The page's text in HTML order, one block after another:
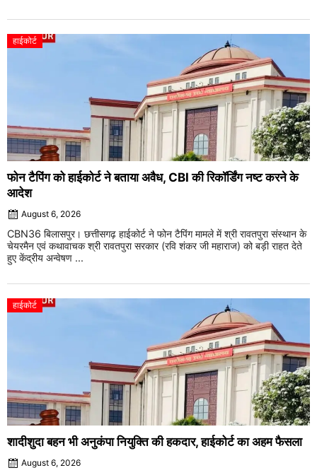
हाईकोर्ट
फोन टैपिंग को हाईकोर्ट ने बताया अवैध, CBI की रिकॉर्डिंग नष्ट करने के
आदेश
August 6, 2026
CBN36 बिलासपुर। छत्तीसगढ़ हाईकोर्ट ने फोन टैपिंग मामले में श्री रावतपुरा संस्थान के
चेयरमैन एवं कथावाचक श्री रावतपुरा सरकार (रवि शंकर जी महाराज) को बड़ी राहत देते
हुए केंद्रीय अन्वेषण ...
हाईकोर्ट
शादीशुदा बहन भी अनुकंपा नियुक्ति की हकदार, हाईकोर्ट का अहम फैसला
August 6, 2026